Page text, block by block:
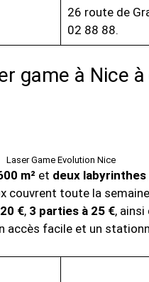
26 route de
02 88 88.
game à Nice
Laser Game Evolution Nice
m² et deux labyrinthes
couvrent toute la
€, 3 parties à 25 €, ainsi
accès facile et un